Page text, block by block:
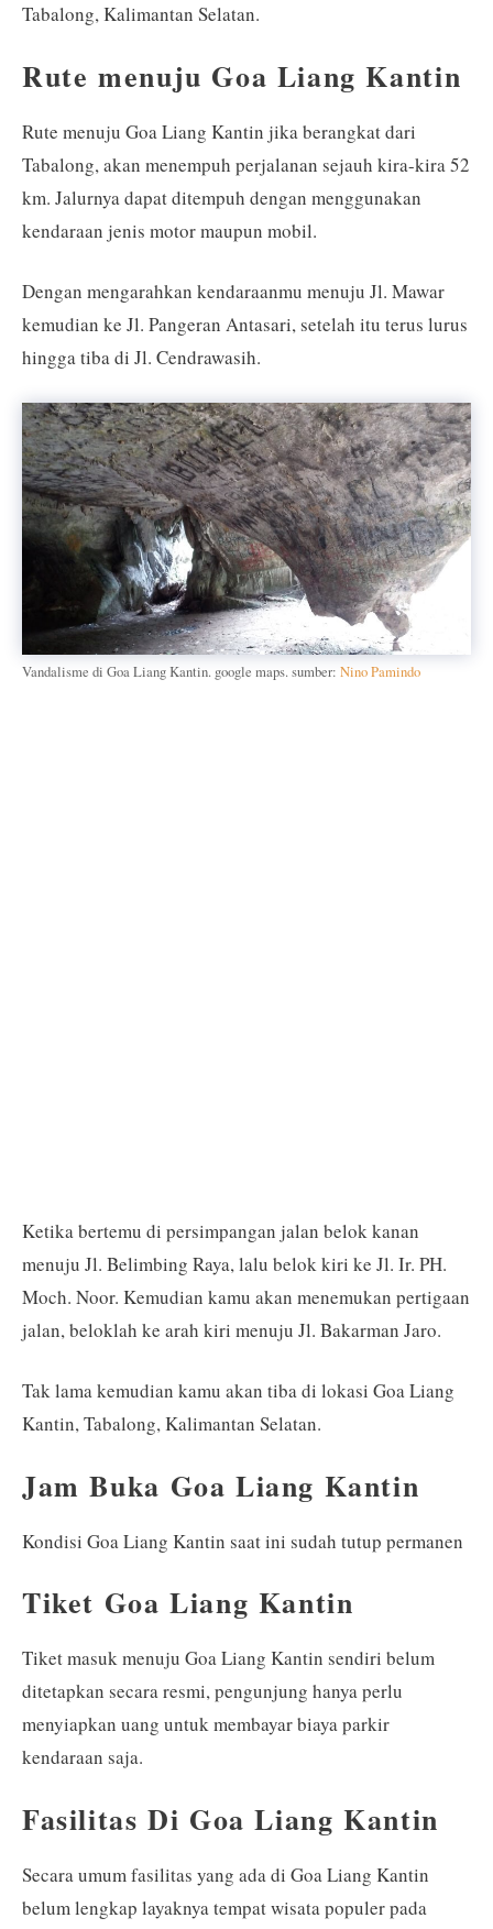
Tabalong, Kalimantan Selatan.
Rute menuju Goa Liang Kantin
Rute menuju Goa Liang Kantin jika berangkat dari
Tabalong, akan menempuh perjalanan sejauh kira-kira 52
km. Jalurnya dapat ditempuh dengan menggunakan
kendaraan jenis motor maupun mobil.
Dengan mengarahkan kendaraanmu menuju Jl. Mawar
kemudian ke Jl. Pangeran Antasari, setelah itu terus lurus
hingga tiba di Jl. Cendrawasih.
Vandalisme di Goa Liang Kantin. google maps. sumber: Nino Pamindo
Ketika bertemu di persimpangan jalan belok kanan
menuju Jl. Belimbing Raya, lalu belok kiri ke Jl. Ir. PH.
Moch. Noor. Kemudian kamu akan menemukan pertigaan
jalan, beloklah ke arah kiri menuju Jl. Bakarman Jaro.
Tak lama kemudian kamu akan tiba di lokasi Goa Liang
Kantin, Tabalong, Kalimantan Selatan.
Jam Buka Goa Liang Kantin
Kondisi Goa Liang Kantin saat ini sudah tutup permanen
Tiket Goa Liang Kantin
Tiket masuk menuju Goa Liang Kantin sendiri belum
ditetapkan secara resmi, pengunjung hanya perlu
menyiapkan uang untuk membayar biaya parkir
kendaraan saja.
Fasilitas Di Goa Liang Kantin
Secara umum fasilitas yang ada di Goa Liang Kantin
belum lengkap layaknya tempat wisata populer pada